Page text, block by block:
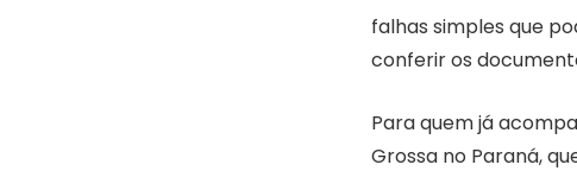
falhas simples que
conferir os
Para quem já
Grossa no Paraná,